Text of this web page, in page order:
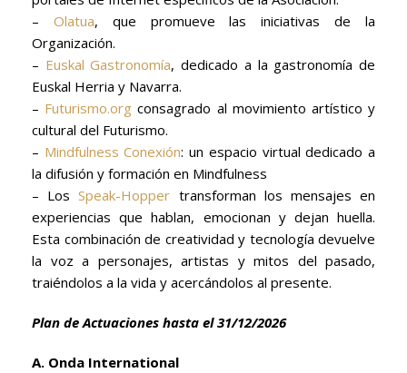
– Olatua, que promueve las iniciativas de la
Organización.
– Euskal Gastronomía, dedicado a la gastronomía de
Euskal Herria y Navarra.
– Futurismo.org consagrado al movimiento artístico y
cultural del Futurismo.
– Mindfulness Conexión: un espacio virtual dedicado a
la difusión y formación en Mindfulness
– LosSpeak-Hopper transforman los mensajes en
experiencias que hablan, emocionan y dejan huella.
Esta combinación de creatividad y tecnología devuelve
la voz a personajes, artistas y mitos del pasado,
traiéndolos a la vida y acercándolos al presente.
Plan de Actuaciones hasta el 31/12/2026
A. Onda International